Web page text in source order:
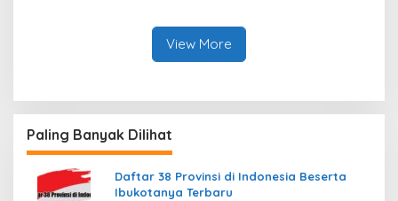
View More
Paling Banyak Dilihat
Daftar 38 Provinsi di Indonesia Beserta
Ibukotanya Terbaru